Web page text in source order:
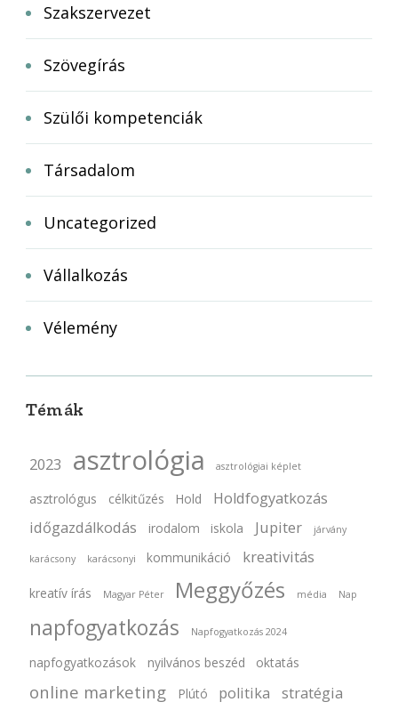
Szakszervezet
Szövegírás
Szülői kompetenciák
Társadalom
Uncategorized
Vállalkozás
Vélemény
Témák
2023 asztrológia asztrológiai képlet
asztrológus célkitűzés Hold
Holdfogyatkozás
időgazdálkodás
irodalom iskola Jupiter járvány
karácsony karácsonyi kommunikáció kreativitás
kreatív írás Magyar Péter Meggyőzés média Nap
napfogyatkozás Napfogyatkozás 2024
napfogyatkozások nyilvános beszéd oktatás
online marketing Plútó politika stratégia